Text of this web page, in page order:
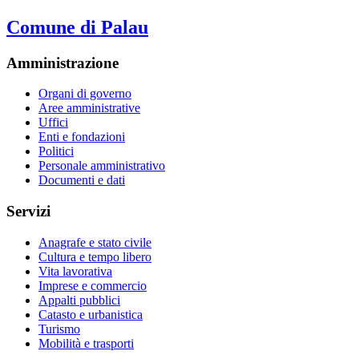
Comune di Palau
Amministrazione
Organi di governo
Aree amministrative
Uffici
Enti e fondazioni
Politici
Personale amministrativo
Documenti e dati
Servizi
Anagrafe e stato civile
Cultura e tempo libero
Vita lavorativa
Imprese e commercio
Appalti pubblici
Catasto e urbanistica
Turismo
Mobilità e trasporti